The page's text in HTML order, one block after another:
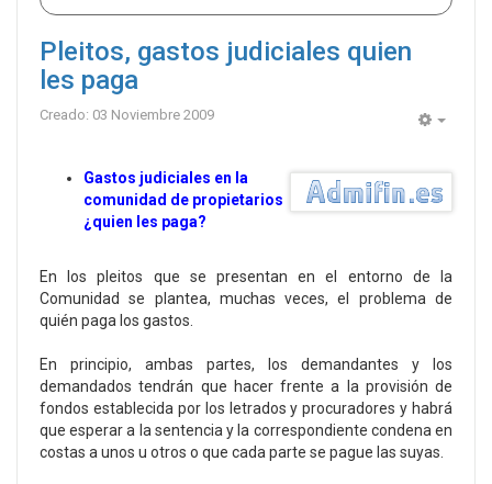
Pleitos, gastos judiciales quien
les paga
Creado: 03 Noviembre 2009
Gastos judiciales en la
comunidad de propietarios
¿quien les paga?
En los pleitos que se presentan en el entorno de la
Comunidad se plantea, muchas veces, el problema de
quién paga los gastos.
En principio, ambas partes, los demandantes y los
demandados tendrán que hacer frente a la provisión de
fondos establecida por los letrados y procuradores y habrá
que esperar a la sentencia y la correspondiente condena en
costas a unos u otros o que cada parte se pague las suyas.